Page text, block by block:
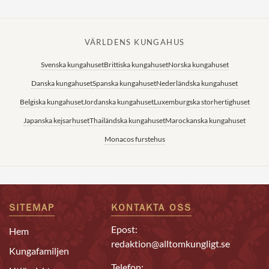
VÄRLDENS KUNGAHUS
Svenska kungahusetBrittiska kungahusetNorska kungahuset
Danska kungahusetSpanska kungahusetNederländska kungahuset
Belgiska kungahusetJordanska kungahusetLuxemburgska storhertighuset
Japanska kejsarhusetThailändska kungahusetMarockanska kungahuset
Monacos furstehus
SITEMAP
Hem
Kungafamiljen
KONTAKTA OSS
Epost:
redaktion@alltomkungligt.se